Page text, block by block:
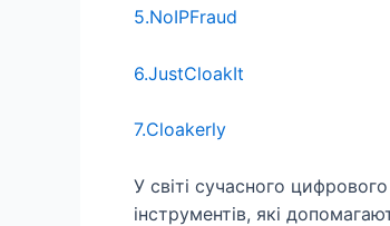
5.NoIPFraud
6.JustCloakIt
7.Cloakerly
У світі сучасного
інструментів, які